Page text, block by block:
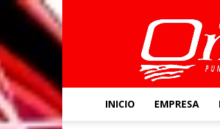
Canal
Once
INICIO EMPRESA